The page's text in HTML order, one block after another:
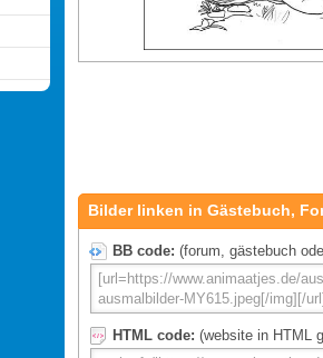
Bilder linken in Gästebuch,
BB code: (forum, gästebuch
HTML code: (website in HTML